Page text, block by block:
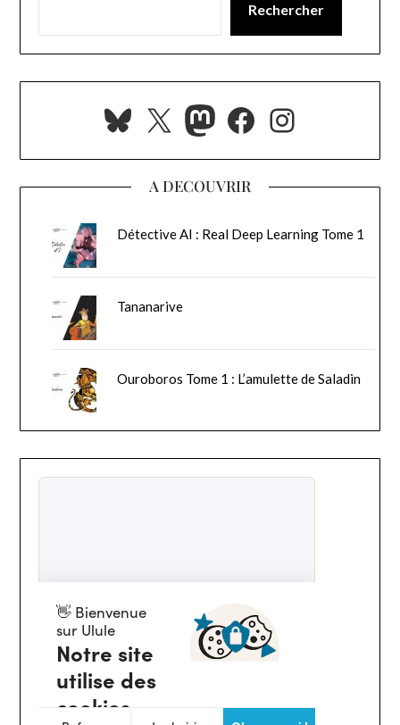
Rechercher
Bluesky
X Mastodon
Facebook
A DECOUVRIR
Détective AI : Real Deep Learning Tome 1
Tananarive
Ouroboros Tome 1 : L’amulette de Saladin